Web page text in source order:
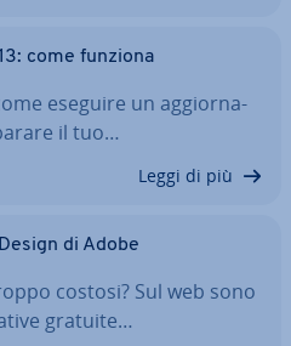
come funziona
eseguire un ag­gior­na­
il tuo…
Leggi di più
di Adobe
costosi? Sul web sono
gratuite…